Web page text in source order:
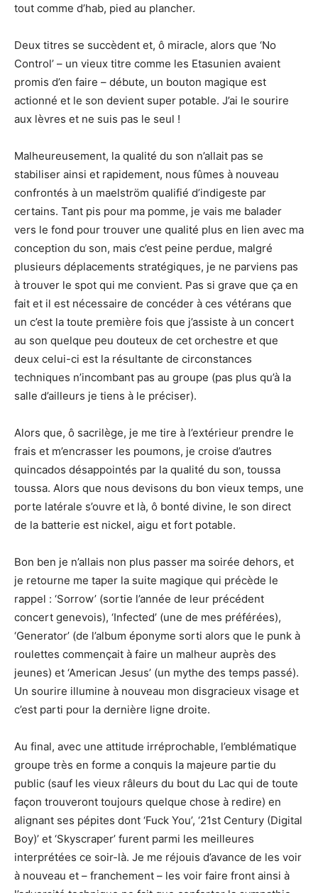
tout comme d’hab, pied au plancher.
Deux titres se succèdent et, ô miracle, alors que ‘No
Control’ – un vieux titre comme les Etasunien avaient
promis d’en faire – débute, un bouton magique est
actionné et le son devient super potable. J’ai le sourire
aux lèvres et ne suis pas le seul !
Malheureusement, la qualité du son n’allait pas se
stabiliser ainsi et rapidement, nous fûmes à nouveau
confrontés à un maelström qualifié d’indigeste par
certains. Tant pis pour ma pomme, je vais me balader
vers le fond pour trouver une qualité plus en lien avec ma
conception du son, mais c’est peine perdue, malgré
plusieurs déplacements stratégiques, je ne parviens pas
à trouver le spot qui me convient. Pas si grave que ça en
fait et il est nécessaire de concéder à ces vétérans que
un c’est la toute première fois que j’assiste à un concert
au son quelque peu douteux de cet orchestre et que
deux celui-ci est la résultante de circonstances
techniques n’incombant pas au groupe (pas plus qu’à la
salle d’ailleurs je tiens à le préciser).
Alors que, ô sacrilège, je me tire à l’extérieur prendre le
frais et m’encrasser les poumons, je croise d’autres
quincados désappointés par la qualité du son, toussa
toussa. Alors que nous devisons du bon vieux temps, une
porte latérale s’ouvre et là, ô bonté divine, le son direct
de la batterie est nickel, aigu et fort potable.
Bon ben je n’allais non plus passer ma soirée dehors, et
je retourne me taper la suite magique qui précède le
rappel : ‘Sorrow’ (sortie l’année de leur précédent
concert genevois), ‘Infected’ (une de mes préférées),
‘Generator’ (de l’album éponyme sorti alors que le punk à
roulettes commençait à faire un malheur auprès des
jeunes) et ‘American Jesus’ (un mythe des temps passé).
Un sourire illumine à nouveau mon disgracieux visage et
c’est parti pour la dernière ligne droite.
Au final, avec une attitude irréprochable, l’emblématique
groupe très en forme a conquis la majeure partie du
public (sauf les vieux râleurs du bout du Lac qui de toute
façon trouveront toujours quelque chose à redire) en
alignant ses pépites dont ‘Fuck You’, ‘21st Century (Digital
Boy)’ et ‘Skyscraper’ furent parmi les meilleures
interprétées ce soir-là. Je me réjouis d’avance de les voir
à nouveau et – franchement – les voir faire front ainsi à